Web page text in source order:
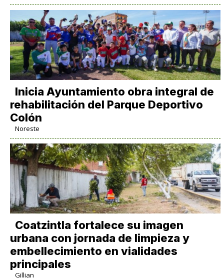
Inicia Ayuntamiento obra integral de
rehabilitación del Parque Deportivo
Colón
Noreste
Coatzintla fortalece su imagen
urbana con jornada de limpieza y
embellecimiento en vialidades
principales
Gillian